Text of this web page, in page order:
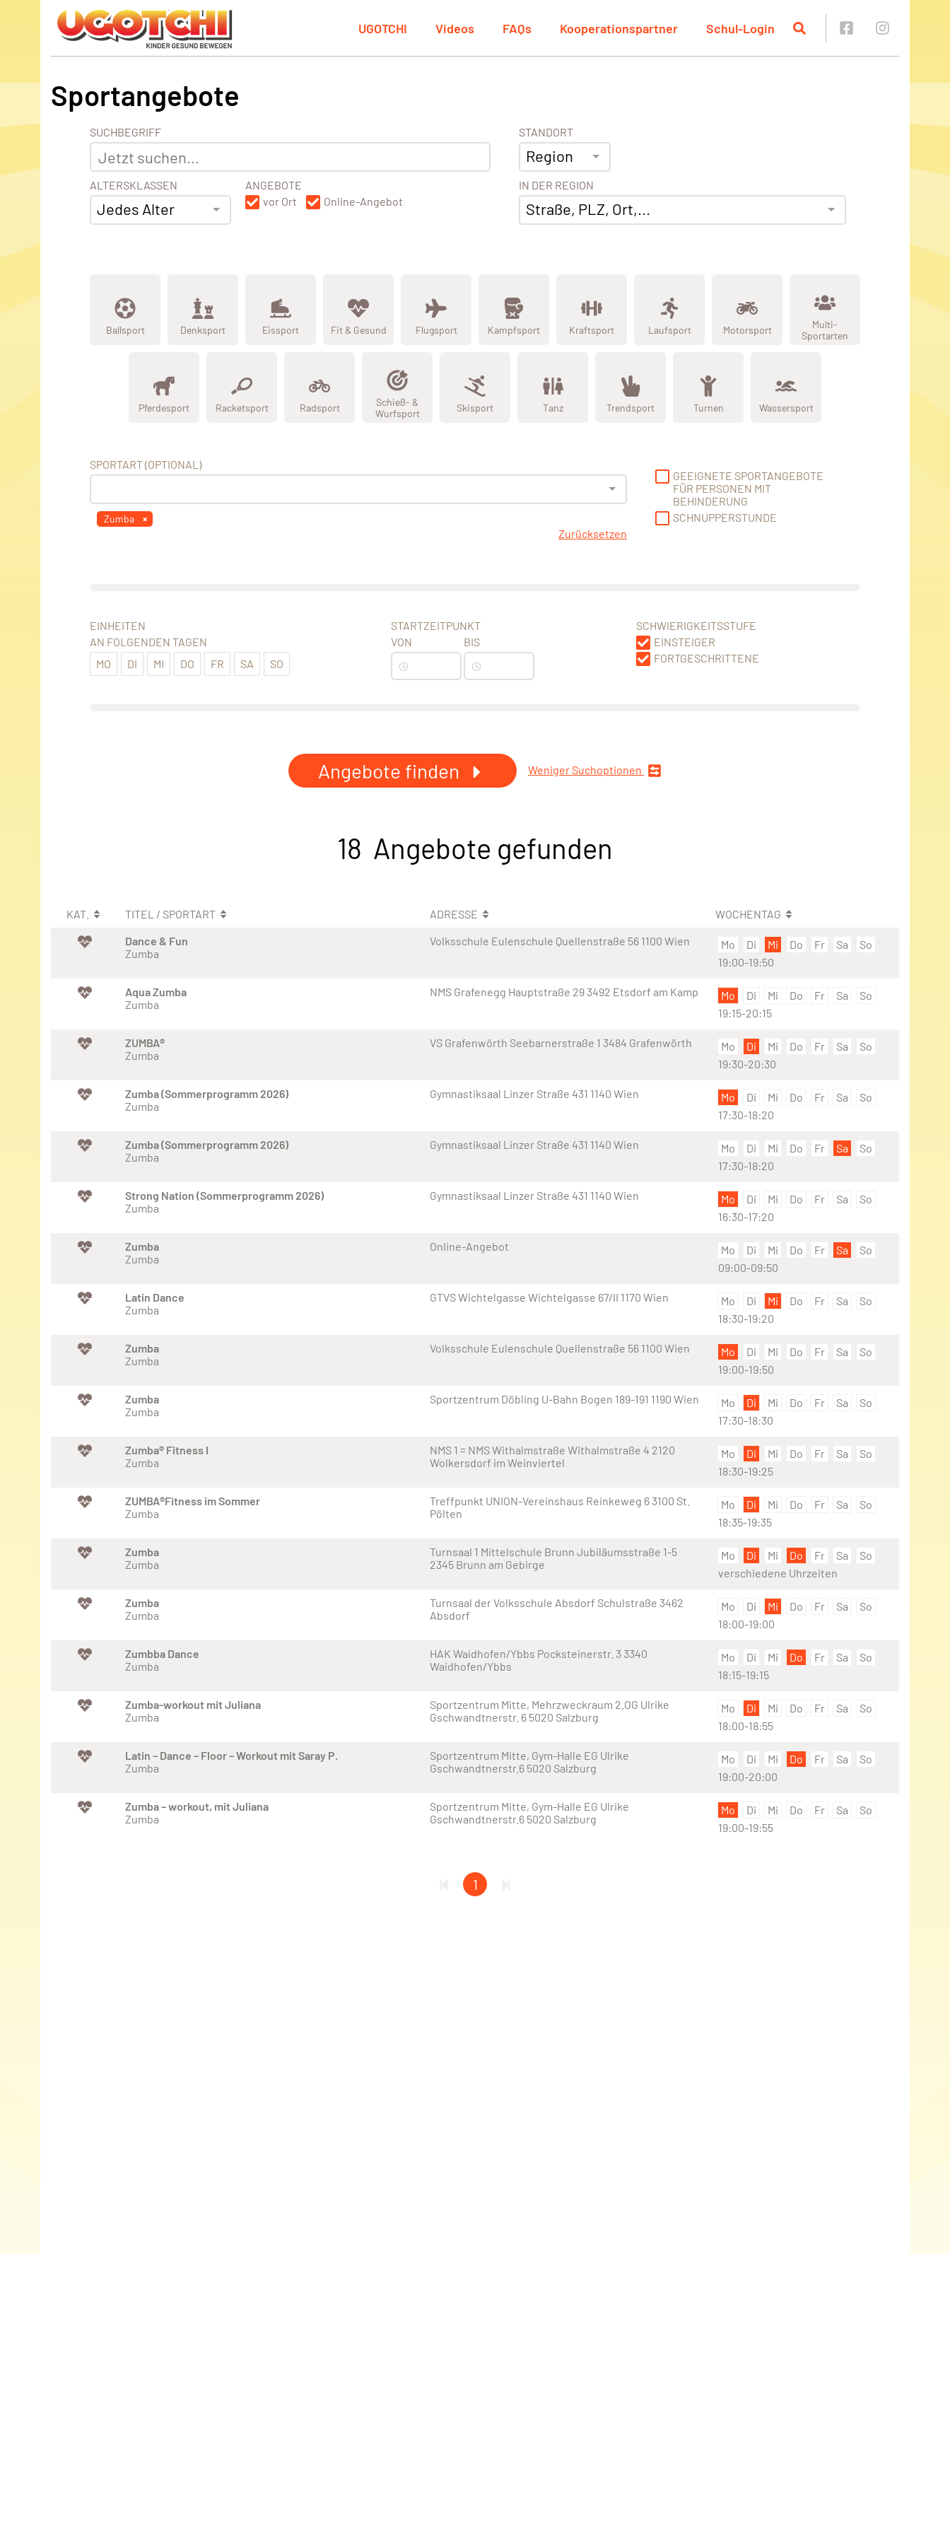
UGOTCHI Videos FAQs Kooperationspartner Schul-Login
Sportangebote
SUCHBEGRIFF
ALTERSKLASSEN
Jedes Alter
ANGEBOTE
vor Ort
Online-Angebot
STANDORT
Region
IN DER REGION
Straße, PLZ, Ort,...
Ballsport Denksport Eissport Fit & Gesund Flugsport Kampfsport Kraftsport Laufsport Motorsport
Multi-
Sportarten
Pferdesport Racketsport Radsport
Schieß- &
Wurfsport
Skisport Tanz Trendsport Turnen Wassersport
SPORTART (OPTIONAL)
Zumba
Zurücksetzen
GEEIGNETE SPORTANGEBOTE
FÜR PERSONEN MIT
BEHINDERUNG
SCHNUPPERSTUNDE
EINHEITEN
AN FOLGENDEN TAGEN
MO
DI MI DO FR SA SO
STARTZEITPUNKT
VON
BIS
SCHWIERIGKEITSSTUFE
EINSTEIGER
FORTGESCHRITTENE
Angebote finden Weniger Suchoptionen
18 Angebote gefunden
KAT. TITEL / SPORTART ADRESSE
WOCHENTAG
Dance & Fun
Zumba
Volksschule Eulenschule Quellenstraße 56 1100 Wien Mo Di Mi Do Fr Sa
So
19:00-19:50
Aqua Zumba
Zumba
NMS Grafenegg Hauptstraße 29 3492 Etsdorf am Kamp Mo Di Mi Do Fr Sa
So
19:15-20:15
ZUMBA®
Zumba
VS Grafenwörth Seebarnerstraße 1 3484 Grafenwörth Mo Di Mi Do Fr Sa
So
19:30-20:30
Zumba (Sommerprogramm 2026)
Zumba
Gymnastiksaal Linzer Straße 431 1140 Wien Mo Di Mi Do Fr Sa
So
17:30-18:20
Zumba (Sommerprogramm 2026)
Zumba
Gymnastiksaal Linzer Straße 431 1140 Wien Mo Di Mi Do Fr Sa
So
17:30-18:20
Strong Nation (Sommerprogramm 2026)
Zumba
Gymnastiksaal Linzer Straße 431 1140 Wien Mo Di Mi Do Fr Sa
So
16:30-17:20
Zumba
Zumba
Online-Angebot Mo Di Mi Do Fr Sa
So
09:00-09:50
Latin Dance
Zumba
GTVS Wichtelgasse Wichtelgasse 67/II 1170 Wien Mo Di Mi Do Fr Sa
So
18:30-19:20
Zumba
Zumba
Volksschule Eulenschule Quellenstraße 56 1100 Wien Mo Di Mi Do Fr Sa
So
19:00-19:50
Zumba
Zumba
Sportzentrum Döbling U-Bahn Bogen 189-191 1190 Wien Mo Di Mi Do Fr Sa
So
17:30-18:30
Zumba® Fitness I
Zumba
NMS 1 = NMS Withalmstraße Withalmstraße 4 2120
Wolkersdorf im Weinviertel
Mo Di Mi Do Fr Sa
So
18:30-19:25
ZUMBA®Fitness im Sommer
Zumba
Treffpunkt UNION-Vereinshaus Reinkeweg 6 3100 St.
Pölten
Mo Di Mi Do Fr Sa
So
18:35-19:35
Zumba
Zumba
Turnsaal 1 Mittelschule Brunn Jubiläumsstraße 1-5
2345 Brunn am Gebirge
Mo Di Mi Do Fr Sa
So
verschiedene Uhrzeiten
Zumba
Zumba
Turnsaal der Volksschule Absdorf Schulstraße 3462
Absdorf
Mo Di Mi Do Fr Sa
So
18:00-19:00
Zumbba Dance
Zumba
HAK Waidhofen/Ybbs Pocksteinerstr. 3 3340
Waidhofen/Ybbs
Mo Di Mi Do Fr Sa
So
18:15-19:15
Zumba-workout mit Juliana
Zumba
Sportzentrum Mitte, Mehrzweckraum 2.OG Ulrike
Gschwandtnerstr. 6 5020 Salzburg
Mo Di Mi Do Fr Sa
So
18:00-18:55
Latin – Dance – Floor – Workout mit Saray P.
Zumba
Sportzentrum Mitte, Gym-Halle EG Ulrike
Gschwandtnerstr.6 5020 Salzburg
Mo Di Mi Do Fr Sa
So
19:00-20:00
Zumba – workout, mit Juliana
Zumba
Sportzentrum Mitte, Gym-Halle EG Ulrike
Gschwandtnerstr.6 5020 Salzburg
Mo Di Mi Do Fr Sa
So
19:00-19:55
1